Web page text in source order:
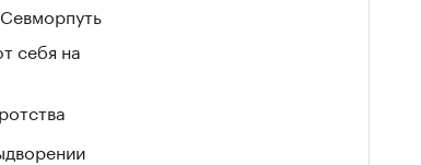
себя на